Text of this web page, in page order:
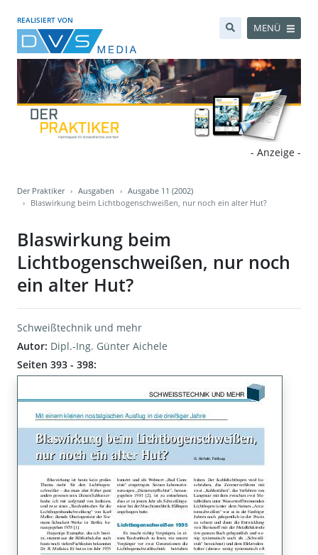
REALISIERT VON
MENÜ
- Anzeige -
Der Praktiker Ausgaben
Ausgabe 11 (2002)
Blaswirkung beim Lichtbogenschweißen, nur noch ein alter Hut?
Blaswirkung beim
Lichtbogenschweißen, nur noch
ein alter Hut?
Schweißtechnik und mehr
Autor: Dipl.-Ing. Günter Aichele
Seiten 393 - 398: